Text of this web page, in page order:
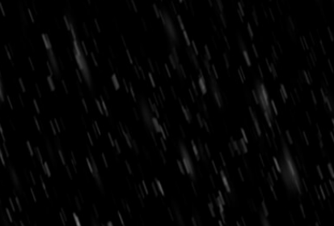
Fotoredigering af smykker AI-træningsdata